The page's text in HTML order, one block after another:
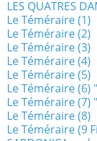
LES QUATRES
Le Téméraire (1)
Le Téméraire (2)
Le Téméraire (3)
Le Téméraire (4)
Le Téméraire (5)
Le Téméraire (6)
Le Téméraire (7)
Le Téméraire (8)
Le Téméraire (9